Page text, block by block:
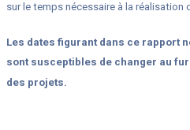
sur le temps nécessaire à la réalisation
Les dates figurant dans ce rapport
sont susceptibles de changer au
des projets.